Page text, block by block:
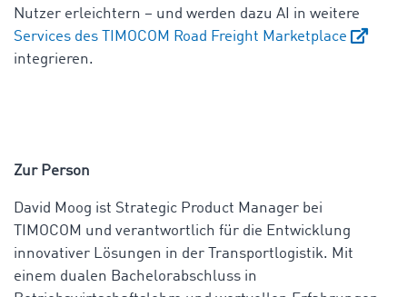
Nutzer erleichtern – und werden dazu AI in weitere
Services des TIMOCOM Road Freight Marketplace
integrieren.
Zur Person
David Moog ist Strategic Product Manager bei
TIMOCOM und verantwortlich für die Entwicklung
innovativer Lösungen in der Transportlogistik. Mit
einem dualen Bachelorabschluss in